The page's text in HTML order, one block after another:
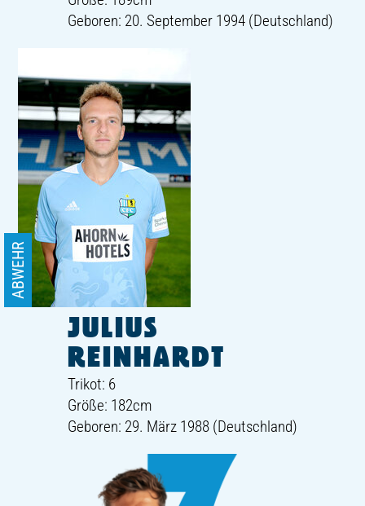
Geboren: 20. September 1994 (Deutschland)
JULIUS
REINHARDT
ABWEHR
Trikot: 6
Größe: 182cm
Geboren: 29. März 1988 (Deutschland)